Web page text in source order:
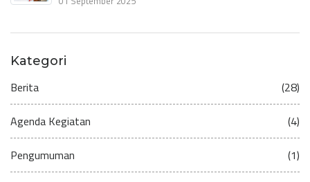
Kategori
Berita (28)
Agenda Kegiatan (4)
Pengumuman (1)